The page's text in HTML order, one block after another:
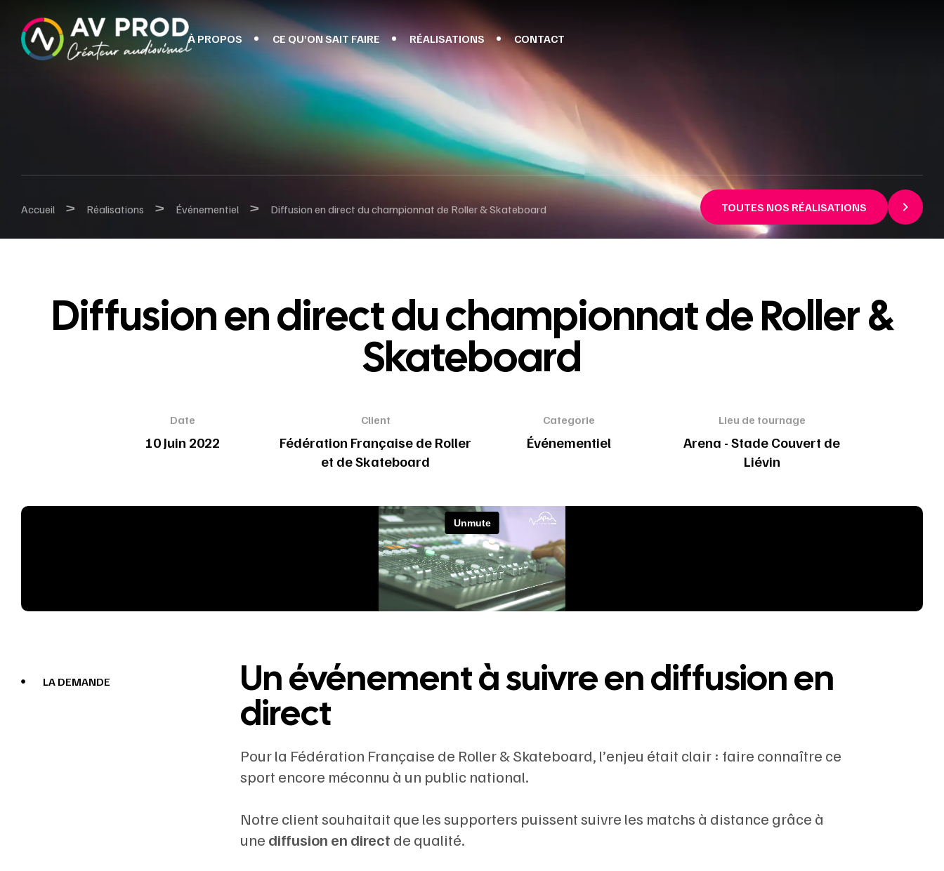
À PROPOS CE QU’ON SAIT FAIRE RÉALISATIONS CONTACT
Accueil > Réalisations > Événementiel > Diffusion en direct du championnat de Roller & Skateboard TOUTES NOS RÉALISATIONS
Diffusion en direct du championnat de Roller &
Skateboard
Date
10 Juin 2022
Client
Fédération Française de Roller
et de Skateboard
Categorie
Événementiel
Lieu de tournage
Arena - Stade Couvert de
Liévin
LA DEMANDE Un événement à suivre en diffusion en
direct
Pour la Fédération Française de Roller & Skateboard, l’enjeu était clair : faire connaître ce
sport encore méconnu à un public national.
Notre client souhaitait que les supporters puissent suivre les matchs à distance grâce à
une diffusion en direct de qualité.